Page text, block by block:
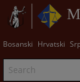
Bosanski Hrvatski